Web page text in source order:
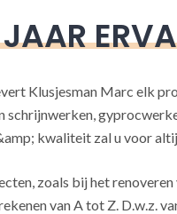
Klusjesman Marc elk
schrijnwerken,
kwaliteit zal u voor
zoals bij het renoveren
van A tot Z. D.w.z.